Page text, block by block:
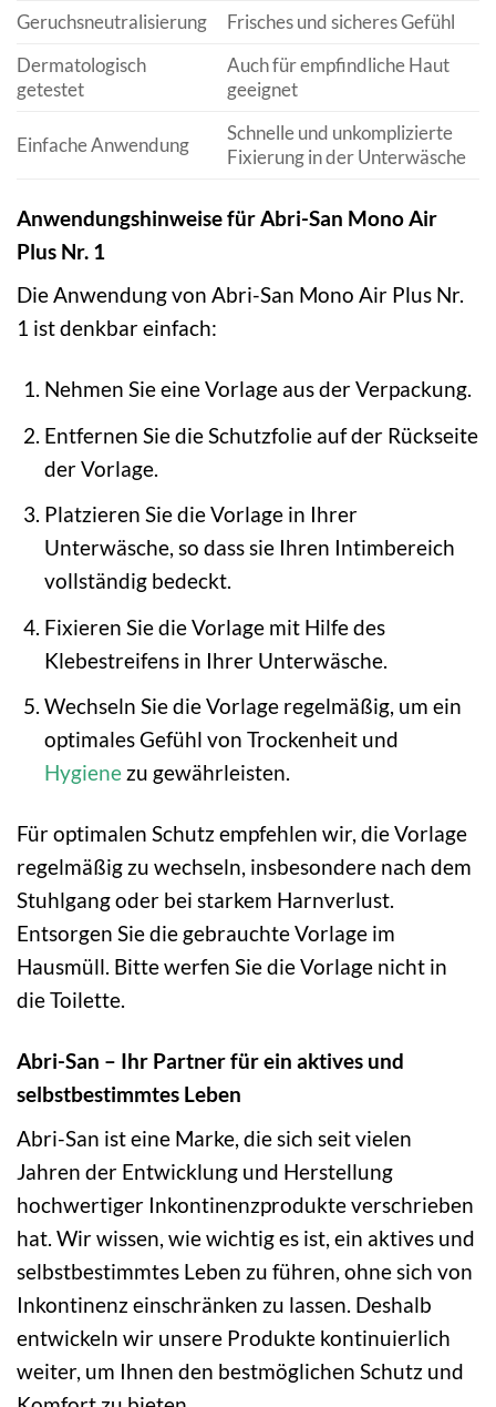
Geruchsneutralisierung
Frisches und sicheres Gefühl
Dermatologisch
getestet
Auch für empfindliche Haut
geeignet
Einfache Anwendung
Schnelle und unkomplizierte
Fixierung in der Unterwäsche
Anwendungshinweise für Abri-San Mono Air
Plus Nr. 1
Die Anwendung von Abri-San Mono Air Plus Nr.
1 ist denkbar einfach:
Nehmen Sie eine Vorlage aus der Verpackung.
Entfernen Sie die Schutzfolie auf der Rückseite
der Vorlage.
Platzieren Sie die Vorlage in Ihrer
Unterwäsche, so dass sie Ihren Intimbereich
vollständig bedeckt.
Fixieren Sie die Vorlage mit Hilfe des
Klebestreifens in Ihrer Unterwäsche.
Wechseln Sie die Vorlage regelmäßig, um ein
optimales Gefühl von Trockenheit und
Hygienezu gewährleisten.
Für optimalen Schutz empfehlen wir, die Vorlage
regelmäßig zu wechseln, insbesondere nach dem
Stuhlgang oder bei starkem Harnverlust.
Entsorgen Sie die gebrauchte Vorlage im
Hausmüll. Bitte werfen Sie die Vorlage nicht in
die Toilette.
Abri-San – Ihr Partner für ein aktives und
selbstbestimmtes Leben
Abri-San ist eine Marke, die sich seit vielen
Jahren der Entwicklung und Herstellung
hochwertiger Inkontinenzprodukte verschrieben
hat. Wir wissen, wie wichtig es ist, ein aktives und
selbstbestimmtes Leben zu führen, ohne sich von
Inkontinenz einschränken zu lassen. Deshalb
entwickeln wir unsere Produkte kontinuierlich
weiter, um Ihnen den bestmöglichen Schutz und